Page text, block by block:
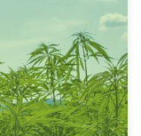
zwany CBG jest